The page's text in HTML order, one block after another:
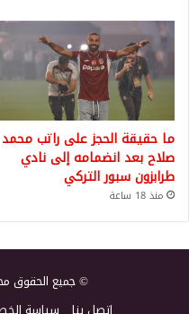
ما حقيقة الحجز على راتب محمد
صلاح بعد انضمامه إلى نادي
طرابزون سبور التركي
منذ 18 ساعة
© جميع الحقوق